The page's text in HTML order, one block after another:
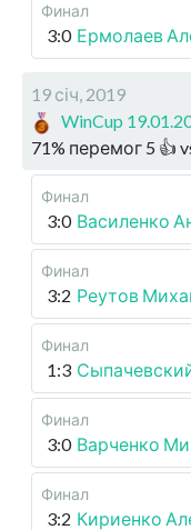
Финал
3:0 Ермолаев
19 січ, 2019
WinCup
71% перемог 5 👍
Финал
3:0 Василенко
Финал
3:2 Реутов
Финал
1:3
Финал
3:0 Варченко
Финал
3:2 Кириенко